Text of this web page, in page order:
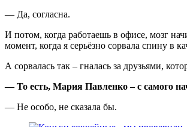
— Да, согласна.
И потом, когда работаешь в офисе, мозг
момент, когда я серьёзно сорвала спину в
А сорвалась так – гналась за друзьями,
— То есть, Мария Павленко – с самого
— Не особо, не сказала бы.